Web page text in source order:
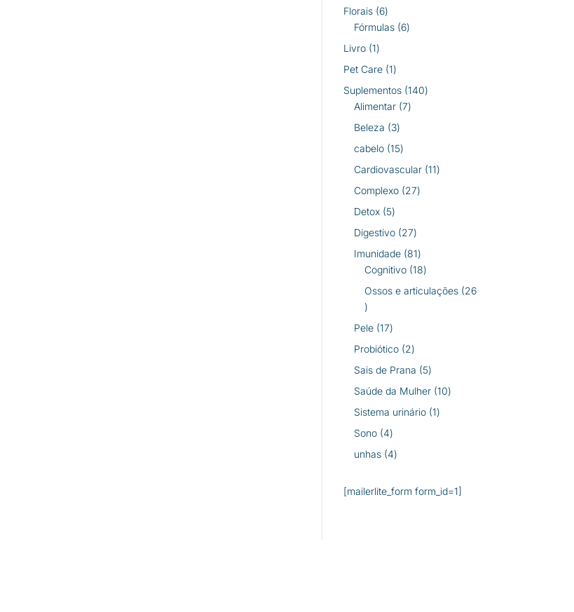
Florais 66
produtos
Fórmulas 66
Livro 11
produto
Pet Care 11
produto
Suplementos 140140
Alimentar 77
Beleza 33
produtos
cabelo 1515
produtos
Cardiovascular 1111
Complexo 2727
Detox 55
produtos
Digestivo 2727
produtos
Imunidade 8181
produtos
Cognitivo 1818
produtos
Ossos e articulações 26
26
produtos
Pele 1717
produtos
Probiótico 22
produtos
Sais de Prana 55
produtos
Saúde da Mulher 1010
Sistema urinário 11
Sono 44
produtos
unhas 44
[mailerlite_form form_id=1]